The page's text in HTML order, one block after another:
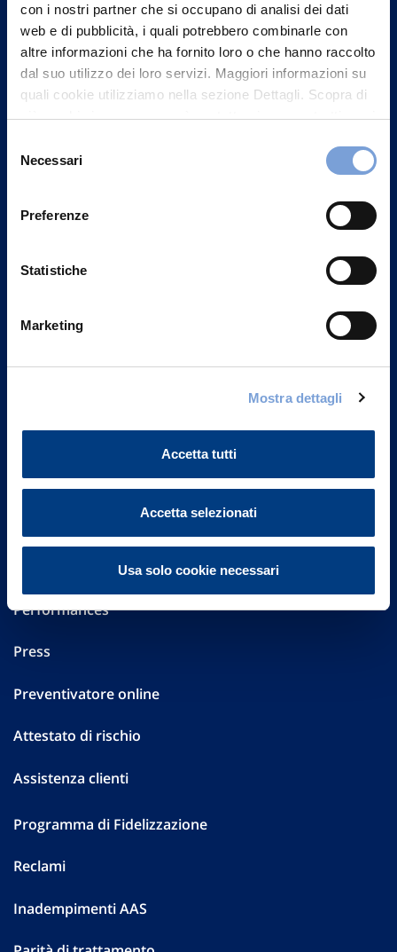
con i nostri partner che si occupano di analisi dei dati
web e di pubblicità, i quali potrebbero combinarle con
altre informazioni che ha fornito loro o che hanno raccolto
dal suo utilizzo dei loro servizi. Maggiori informazioni su
quali cookie utilizziamo nella sezione Dettagli. Scopra di
più su chi siamo, come può contattarci e come trattiamo i
può trovare nel footer del sito nella sezione "Informativa
delNecessari
Preferenze
Statistiche
Marketing
Mostra dettagli
Accetta tutti
Accetta selezionati
Usa solo cookie necessari
Contattaci
20149 Milano
Governance
Investor Relations
Performances
Press
Preventivatore online
Attestato di rischio
Assistenza clienti
Programma di Fidelizzazione
Reclami
Inadempimenti AAS